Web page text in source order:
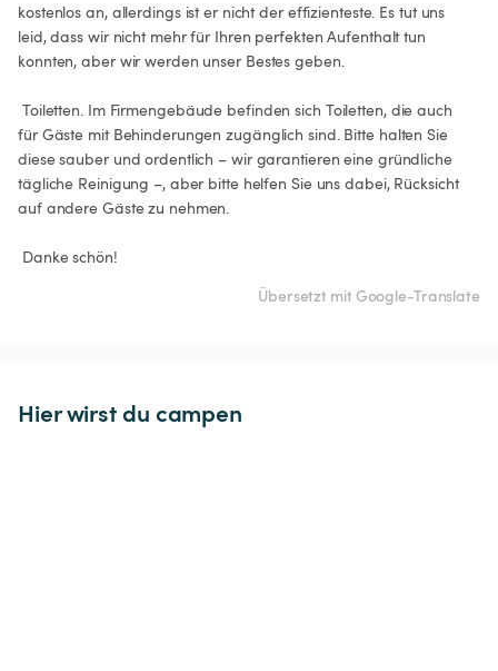
kostenlos an, allerdings ist er nicht der effizienteste. Es tut uns
leid, dass wir nicht mehr für Ihren perfekten Aufenthalt tun
konnten, aber wir werden unser Bestes geben.
für Gäste mit Behinderungen zugänglich sind. Bitte halten Sie
diese sauber und ordentlich – wir garantieren eine gründliche
tägliche Reinigung –, aber bitte helfen Sie uns dabei, Rücksicht
auf andere Gäste zu nehmen.
Danke schön!
Übersetzt mit Google-Translate
Hier wirst du campen